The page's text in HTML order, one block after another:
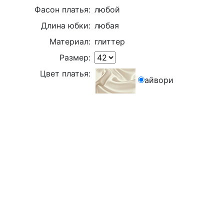
Фасон платья: любой
Длина юбки: любая
Материал: глиттер
Размер:
Цвет платья:
айвори